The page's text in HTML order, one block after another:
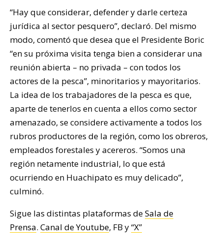
“Hay que considerar, defender y darle certeza
jurídica al sector pesquero”, declaró. Del mismo
modo, comentó que desea que el Presidente Boric
“en su próxima visita tenga bien a considerar una
reunión abierta – no privada – con todos los
actores de la pesca”, minoritarios y mayoritarios.
La idea de los trabajadores de la pesca es que,
aparte de tenerlos en cuenta a ellos como sector
amenazado, se considere activamente a todos los
rubros productores de la región, como los obreros,
empleados forestales y acereros. “Somos una
región netamente industrial, lo que está
ocurriendo en Huachipato es muy delicado”,
culminó.
Sigue las distintas plataformas deSala de
Prensa. Canal de Youtube, FB y“X”